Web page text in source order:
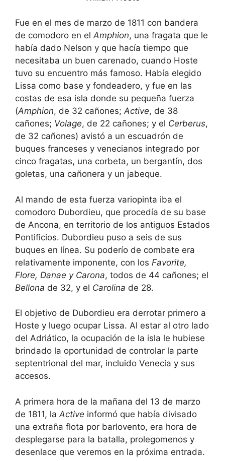
Fue en el mes de marzo de 1811 con bandera
de comodoro en elAmphion, una fragata que le
había dado Nelson y que hacía tiempo que
necesitaba un buen carenado, cuando Hoste
tuvo su encuentro más famoso. Había elegido
Lissa como base y fondeadero, y fue en las
costas de esa isla donde su pequeña fuerza
(Amphion, de 32 cañones;Active, de 38
cañones; Volage, de 22 cañones; y el Cerberus,
de 32 cañones) avistó a un escuadrón de
buques franceses y venecianos integrado por
cinco fragatas, una corbeta, un bergantín, dos
goletas, una cañonera y un jabeque.
Al mando de esta fuerza variopinta iba el
comodoro Dubordieu, que procedía de su base
de Ancona, en territorio de los antiguos Estados
Pontificios. Dubordieu puso a seis de sus
buques en línea. Su poderío de combate era
relativamente imponente, con los Favorite,
Flore, Danae y Carona, todos de 44 cañones; el
Bellona de 32, y el Carolina de 28.
El objetivo de Dubordieu era derrotar primero a
Hoste y luego ocupar Lissa. Al estar al otro lado
del Adriático, la ocupación de la isla le hubiese
brindado la oportunidad de controlar la parte
septentrional del mar, incluido Venecia y sus
accesos.
A primera hora de la mañana del 13 de marzo
de 1811, la Active informó que había divisado
una extraña flota por barlovento, era hora de
desplegarse para la batalla, prolegomenos y
desenlace que veremos en la próxima entrada.